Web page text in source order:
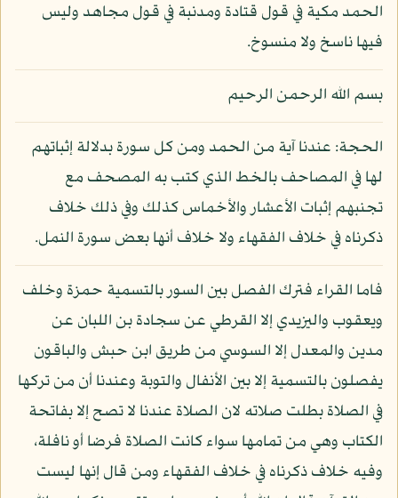
الحمد مكية في قول قتادة ومدنبة في قول مجاهد وليس
فيها ناسخ ولا منسوخ.
بسم الله الرحمن الرحيم
الحجة: عندنا آية من الحمد ومن كل سورة بدلالة إثباتهم
لها في المصاحف بالخط الذي كتب به المصحف مع
تجنبهم إثبات الأعشار والأخماس كذلك وفي ذلك خلاف
ذكرناه في خلاف الفقهاء ولا خلاف أنها بعض سورة النمل.
فاما القراء فترك الفصل بين السور بالتسمية حمزة وخلف
ويعقوب واليزيدي إلا القرطي عن سجادة بن اللبان عن
مدين والمعدل إلا السوسي من طريق ابن حبش والباقون
يفصلون بالتسمية إلا بين الأنفال والتوبة وعندنا أن من تركها
في الصلاة بطلت صلاته لان الصلاة عندنا لا تصح إلا بفاتحة
الكتاب وهي من تمامها سواء كانت الصلاة فرضا أو نافلة،
وفيه خلاف ذكرناه في خلاف الفقهاء ومن قال إنها ليست